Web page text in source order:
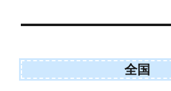
シ
ン
全国